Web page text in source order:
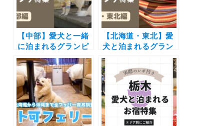
【中部】愛犬と一緒
に泊まれるグランピ
ング18選！富士山や
雲海の絶景や極上の
バーベキューで愛犬
と特別な体験を♪
【北海道・東北】愛
犬と泊まれるグラン
ピング施設7選
（2023年最新）モン
ゴル遊牧民のゲルに
泊まれる宿や超ドッ
グフレンドリーな人
気リゾートまで紹介
♪